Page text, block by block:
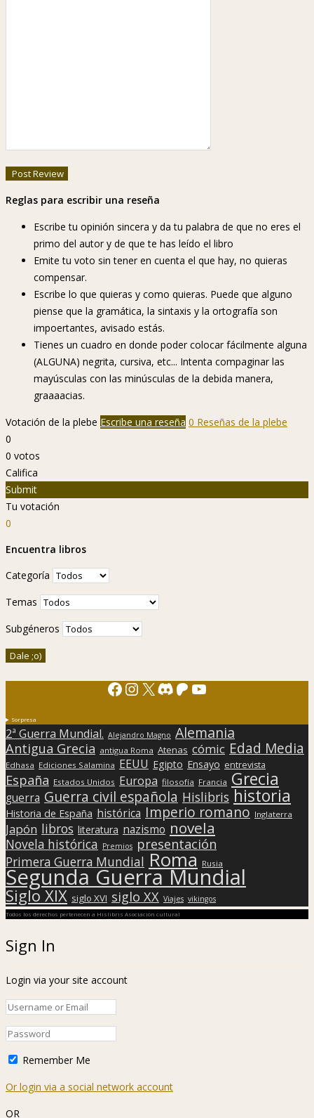
Reglas para escribir una reseña
Escribe tu opinión sincera y da tu palabra de que no eres el
primo del autor y de que te has leído el libro
Emite tu voto sin tener en cuenta el que hay, no quieras
compensar.
Escribe lo que quieras y como quieras. Puede que alguno
piense que la gramática, la sintaxis y la ortografía son
impoertantes, avisado estás.
Tienes un cuadro en donde poder colocar fácilmente alguna
(ALGUNA) negrita, cursiva, etc... Intenta compaginar las
mayúsculas con las minúsculas de la debida manera,
graaaacias.
Votación de la plebe Escribe una reseña 0 Reseñas de la plebe
0
0 votos
Califica
Submit
Tu votación
0
Encuentra libros
Categoría
Temas
Subgéneros
Facebook
Instagram
X Discord
Patreon
YouTube
Sorpresa
2ª Guerra Mundial. Alejandro Magno Alemania
Antigua Grecia antigua Roma Atenas cómic Edad Media
Edhasa Ediciones Salamina EEUU Egipto Ensayo entrevista
España Estados Unidos Europa filosofía Francia Grecia
guerra Guerra civil española Hislibris historia
Historia de España histórica Imperio romano Inglaterra
Japón libros literatura nazismo novela
Novela histórica Premios presentación
Primera Guerra Mundial Roma Rusia
Segunda Guerra Mundial
Siglo XIX siglo XVI siglo XX Viajes vikingos
Todos los derechos pertenecen a Hislibris Asociación cultural
Sign In
Login via your site account
Remember Me
Or login via a social network account
OR